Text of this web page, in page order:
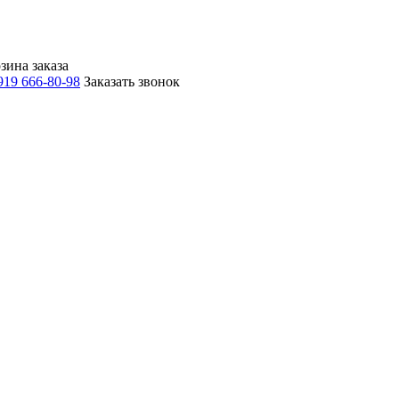
заказа
666-80-98 Заказать звонок